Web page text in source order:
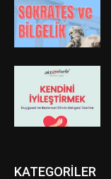
KATEGORİLER